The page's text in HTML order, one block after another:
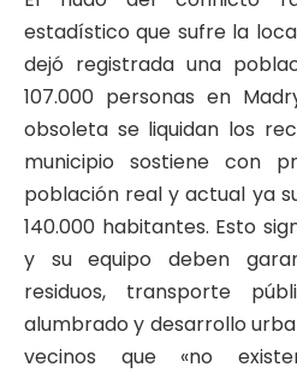
estadístico que sufre la
dejó registrada una
107.000 personas en
obsoleta se liquidan los
municipio sostiene con
población real y actual ya
140.000 habitantes. Esto
y su equipo deben
residuos, transporte
alumbrado y desarrollo
vecinos que «no